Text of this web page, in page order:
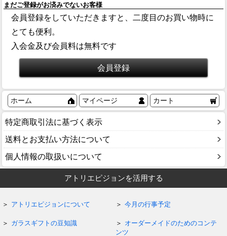
まだご登録がお済みでないお客様
会員登録をしていただきますと、二度目のお買い物時に
とても便利。
入会金及び会員料は無料です
ホーム マイページ カート
特定商取引法に基づく表示
送料とお支払い方法について
個人情報の取扱いについて
アトリエピジョンを活用する
アトリエピジョンについて 今月の行事予定
ガラスギフトの豆知識
オーダーメイドのためのコンテ
ンツ